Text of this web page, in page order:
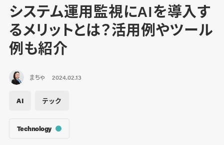
システム運用監視にAIを導入す
るメリットとは？活用例やツール
例も紹介
まちゃ 2024.02.13
AI テック
Technology